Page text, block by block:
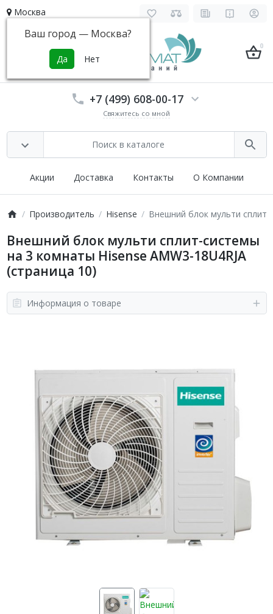
Москва
Ваш город — Москва?
0
+7 (499) 608-00-17
Свяжитесь со мной
Акции Доставка Контакты О Компании
Производитель Hisense Внешний блок мульти сплит-
Внешний блок мульти сплит-системы
на 3 комнаты Hisense AMW3-18U4RJA
(страница 10)
Информация о товаре